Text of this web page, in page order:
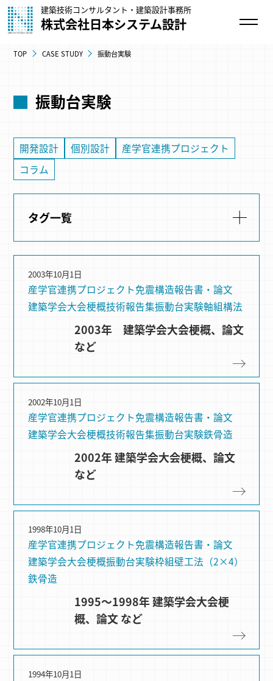
建築技術コンサルタント・建築設計事務所
株式会社日本システム設計
TOP CASE STUDY 振動台実験
振動台実験
開発設計 個別設計
産学官連携プロジェクト
コラム
タグ一覧
産学官連携プロジェクト免震構造報告書・論文
建築学会大会梗概技術報告集振動台実験軸組構法
2003年10月1日
2003年 建築学会大会梗概、論文
など
産学官連携プロジェクト免震構造報告書・論文
建築学会大会梗概技術報告集振動台実験鉄骨造
2002年10月1日
2002年 建築学会大会梗概、論文
など
産学官連携プロジェクト免震構造報告書・論文
建築学会大会梗概振動台実験枠組壁⼯法（2×4）
鉄骨造
1998年10月1日
1995～1998年 建築学会大会梗
概、論文 など
1994年10月1日